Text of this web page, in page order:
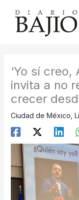
contenido
‘Yo sí creo,
invita a no
crecer
Ciudad de México